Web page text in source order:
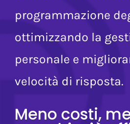
anche aumentare
programmazione
ottimizzando la
personale e